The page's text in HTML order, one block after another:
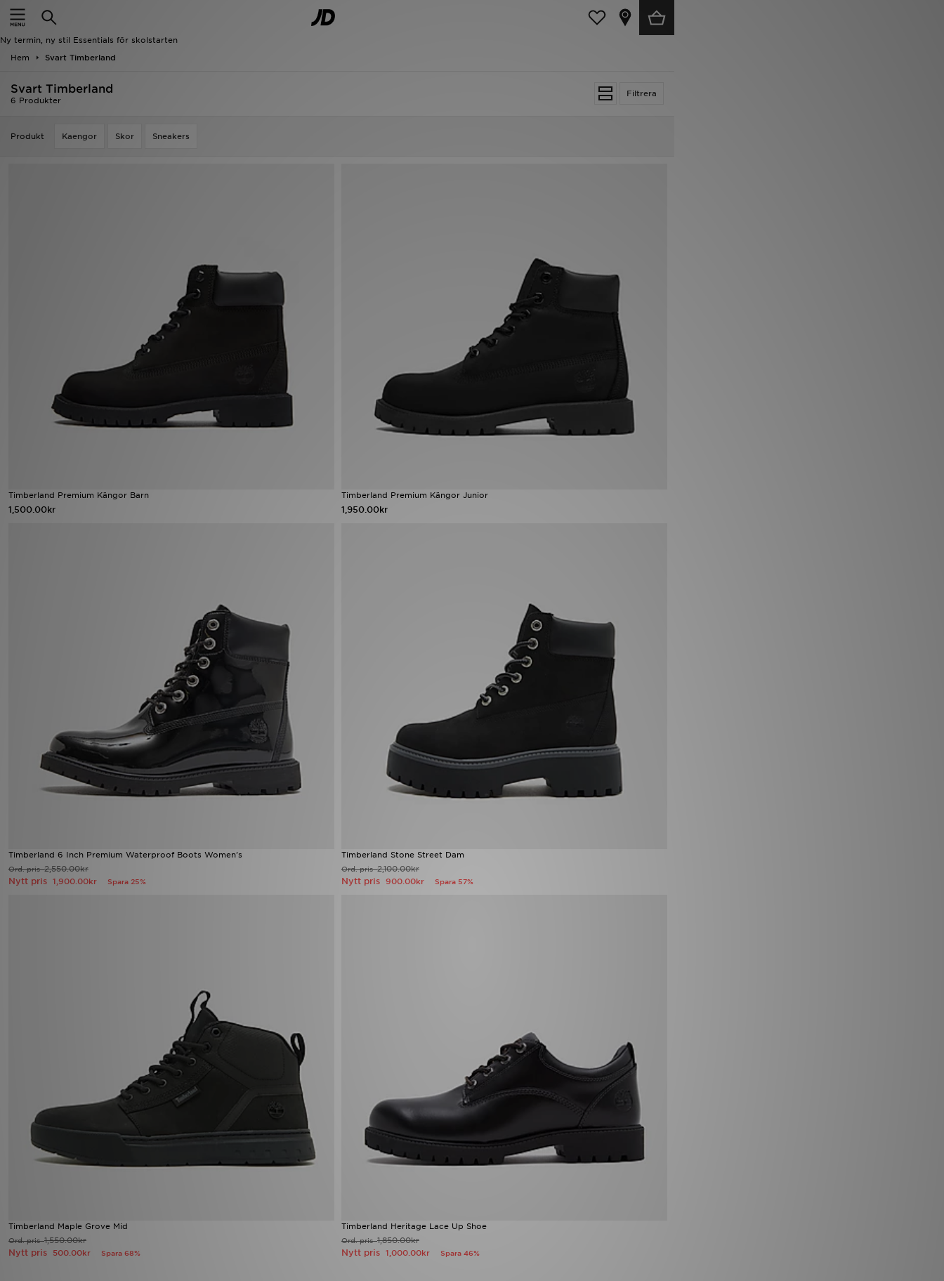
Ny termin, ny stil Essentials för skolstarten
Hem
Svart Timberland
Filtrera
Svart Timberland
6 Produkter
Produkt Kaengor Skor Sneakers
Timberland Premium Kängor Barn
1,500.00kr
Timberland Premium Kängor Junior
1,950.00kr
Timberland 6 Inch Premium Waterproof Boots Women's
Ord. pris2,550.00kr
Nytt pris 1,900.00kr Spara 25%
Timberland Stone Street Dam
Ord. pris2,100.00kr
Nytt pris 900.00kr Spara 57%
Timberland Maple Grove Mid
Ord. pris1,550.00kr
Nytt pris 500.00kr Spara 68%
Timberland Heritage Lace Up Shoe
Ord. pris1,850.00kr
Nytt pris 1,000.00kr Spara 46%
Hem
Rea
Nyheter
Mina meddelanden